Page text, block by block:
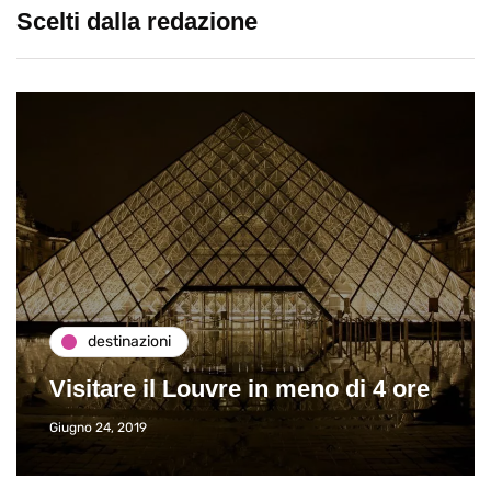
Scelti dalla redazione
destinazioni
Visitare il Louvre in meno di 4 ore
Giugno 24, 2019